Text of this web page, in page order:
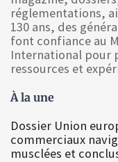
réglementations,
130 ans, des
font confiance au
International pour
ressources et
À la une
Dossier Union
commerciaux
musclées et